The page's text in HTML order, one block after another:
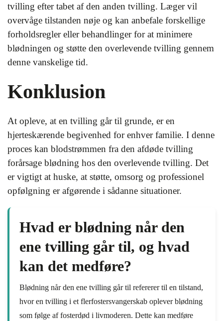
tvilling efter tabet af den anden tvilling. Læger vil
overvåge tilstanden nøje og kan anbefale forskellige
forholdsregler eller behandlinger for at minimere
blødningen og støtte den overlevende tvilling gennem
denne vanskelige tid.
Konklusion
At opleve, at en tvilling går til grunde, er en
hjerteskærende begivenhed for enhver familie. I denne
proces kan blodstrømmen fra den afdøde tvilling
forårsage blødning hos den overlevende tvilling. Det
er vigtigt at huske, at støtte, omsorg og professionel
opfølgning er afgørende i sådanne situationer.
Hvad er blødning når den
ene tvilling går til, og hvad
kan det medføre?
Blødning når den ene tvilling går til refererer til en tilstand,
hvor en tvilling i et flerfostersvangerskab oplever blødning
som følge af fosterdød i livmoderen. Dette kan medføre